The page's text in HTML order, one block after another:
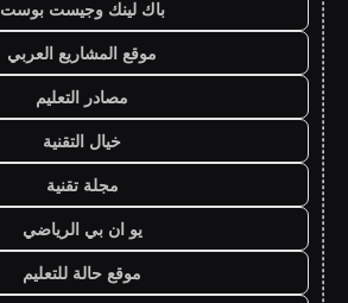
باك لينك وجيست بوست
موقع المشاريع العربي
مصادر التعليم
خيال التقنية
مجلة تقنية
يو ان بي الرياضي
موقع حالة للتعليم